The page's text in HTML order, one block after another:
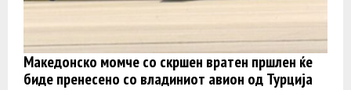
Македонско момче со скршен вратен пршлен ќе
биде пренесено со владиниот авион од Турција